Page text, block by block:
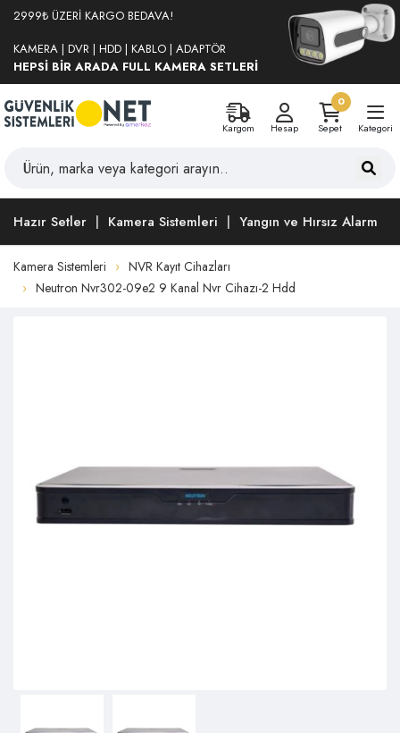
2999₺ ÜZERİ KARGO BEDAVA!
KAMERA | DVR | HDD | KABLO | ADAPTÖR
HEPSİ BİR ARADA FULL KAMERA SETLERİ
Kargom Hesap
0
Sepet
Kategori
Hazır Setler Kamera Sistemleri Yangın ve Hırsız Alarm
Kamera Sistemleri
NVR Kayıt Cihazları
Neutron Nvr302-09e2 9 Kanal Nvr Cihazı-2 Hdd